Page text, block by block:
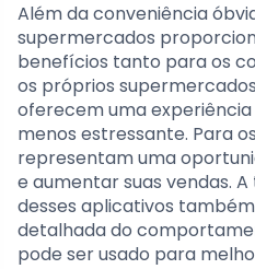
Além da conveniência
supermercados
benefícios tanto para os
os próprios
oferecem uma
menos estressante. Para
representam uma
e aumentar suas vendas.
desses aplicativos
detalhada do
pode ser usado para